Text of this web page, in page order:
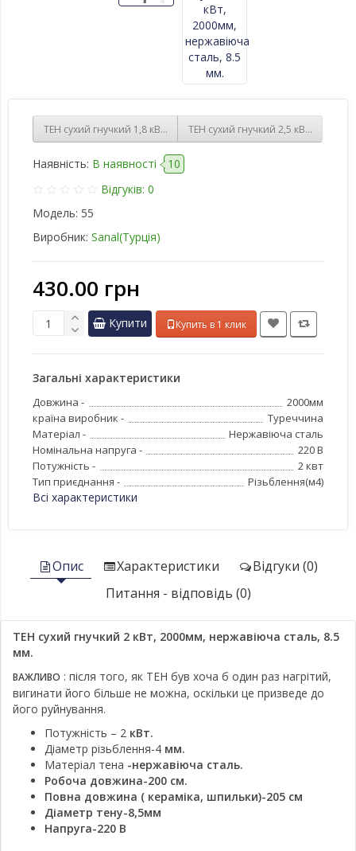
ТЕН сухий гнучкий 1,8 кВт, 1800мм, нержавіюча сталь, 8.5 мм.
ТЕН сухий гнучкий 2,5 кВт,
Наявність: В наявності
10
Відгуків: 0
Модель: 55
Виробник: Sanal(Турція)
430.00 грн
Купити Купить в 1 клик
Загальні характеристики
Довжина -
2000мм
країна виробник -
Туреччина
Матеріал -
Нержавіюча сталь
Номінальна напруга -
220 В
Потужність -
2 квт
Тип приєднання -
Різьблення(м4)
Всі характеристики
Опис Характеристики
Відгуки (0)
Питання - відповідь (0)
ТЕН сухий гнучкий 2 кВт, 2000мм, нержавіюча сталь, 8.5
мм.
ВАЖЛИВО : після того, як ТЕН був хоча б один раз нагрітий,
вигинати його більше не можна, оскільки це призведе до
його руйнування.
Потужність – 2 кВт.
Діаметр різьблення-4 мм.
Матеріал тена -нержавіюча сталь.
Робоча довжина-200 см.
Повна довжина ( кераміка, шпильки)-205 см
Діаметр тену-8,5мм
Напруга-220 В